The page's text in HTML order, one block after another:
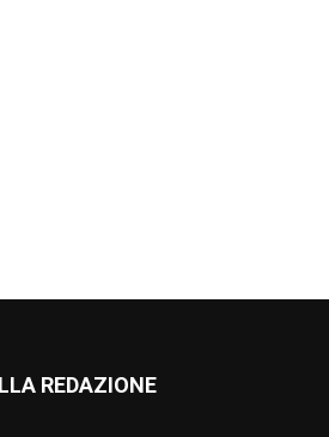
REDAZIONE